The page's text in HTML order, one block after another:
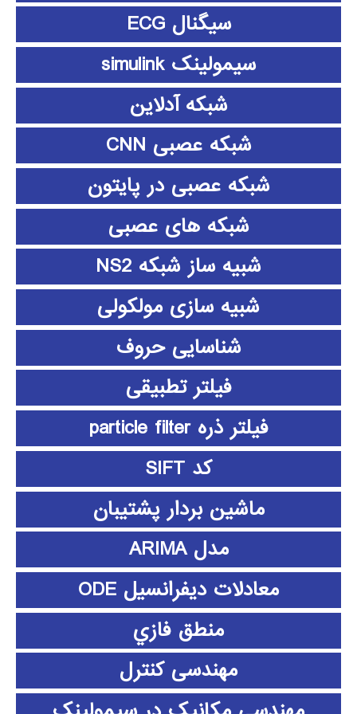
سیگنال ECG
سیمولینک simulink
شبکه آدلاین
شبکه عصبی CNN
شبکه عصبی در پایتون
شبکه های عصبی
شبیه ساز شبکه NS2
شبیه سازی مولکولی
شناسایی حروف
فیلتر تطبیقی
فیلتر ذره particle filter
کد SIFT
ماشین بردار پشتیبان
مدل ARIMA
معادلات دیفرانسیل ODE
منطق فازي
مهندسی کنترل